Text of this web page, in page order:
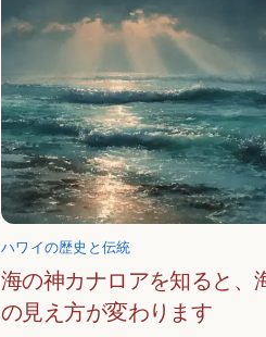
ハワイの歴史と伝統
海の神カナロアを知ると、
の見え方が変わります